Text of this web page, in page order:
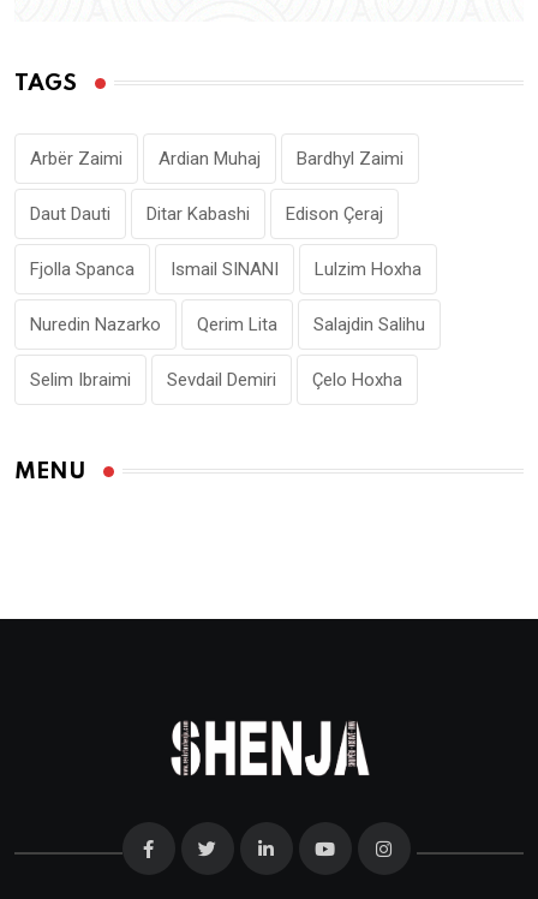
TAGS
Arbër Zaimi Ardian Muhaj Bardhyl Zaimi
Daut Dauti Ditar Kabashi Edison Çeraj
Fjolla Spanca Ismail SINANI Lulzim Hoxha
Nuredin Nazarko Qerim Lita Salajdin Salihu
Selim Ibraimi Sevdail Demiri Çelo Hoxha
MENU